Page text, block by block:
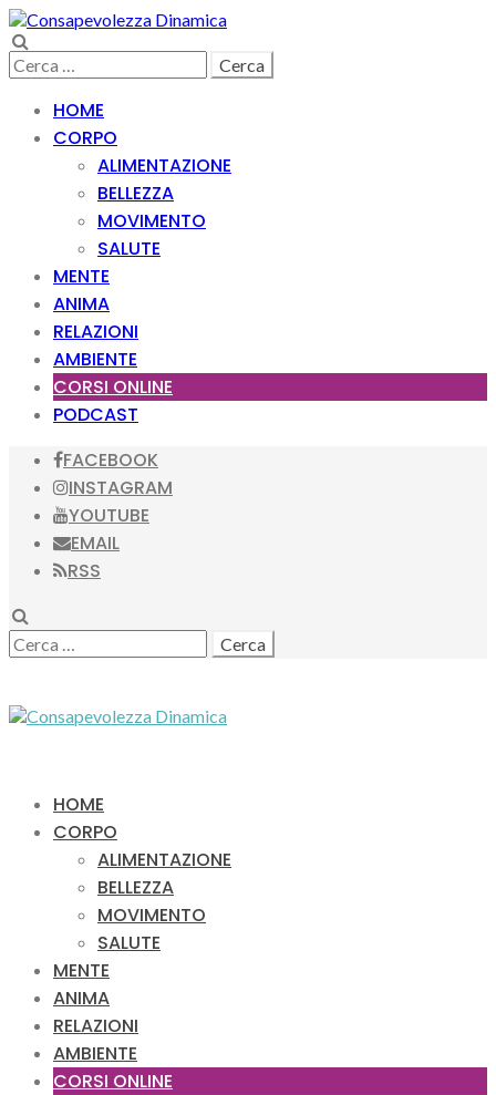
Skip
to
navigation
Skip
to
content
Ricerca
per:
HOME
CORPO
ALIMENTAZIONE
BELLEZZA
MOVIMENTO
SALUTE
MENTE
ANIMA
RELAZIONI
AMBIENTE
CORSI ONLINE
PODCAST
FACEBOOK
INSTAGRAM
YOUTUBE
EMAIL
RSS
RICERCA
HOME
CORPO
ALIMENTAZIONE
BELLEZZA
MOVIMENTO
SALUTE
MENTE
ANIMA
RELAZIONI
AMBIENTE
CORSI ONLINE